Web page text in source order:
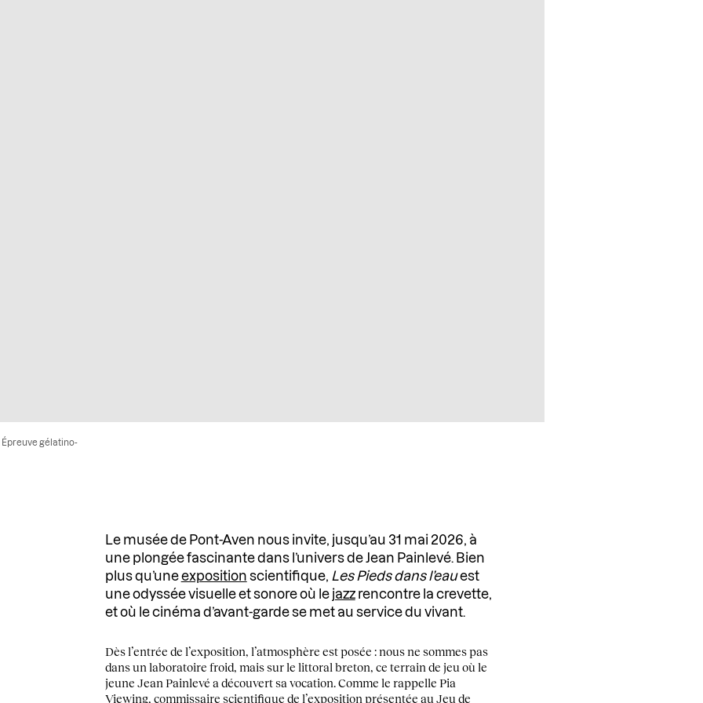
Épreuve gélatino-
Le musée de Pont-Aven nous invite, jusqu’au 31 mai 2026, à
une plongée fascinante dans l’univers de Jean Painlevé. Bien
plus qu’uneexposition scientifique, Les Pieds dans l’eauest
une odyssée visuelle et sonore où le jazzrencontre la crevette,
et où le cinéma d’avant-garde se met au service du vivant.
Dès l’entrée de l’exposition, l’atmosphère est posée : nous ne sommes pas
dans un laboratoire froid, mais sur le littoral breton, ce terrain de jeu où le
jeune Jean Painlevé a découvert sa vocation. Comme le rappelle Pia
Viewing, commissaire scientifique de l’exposition présentée au Jeu de